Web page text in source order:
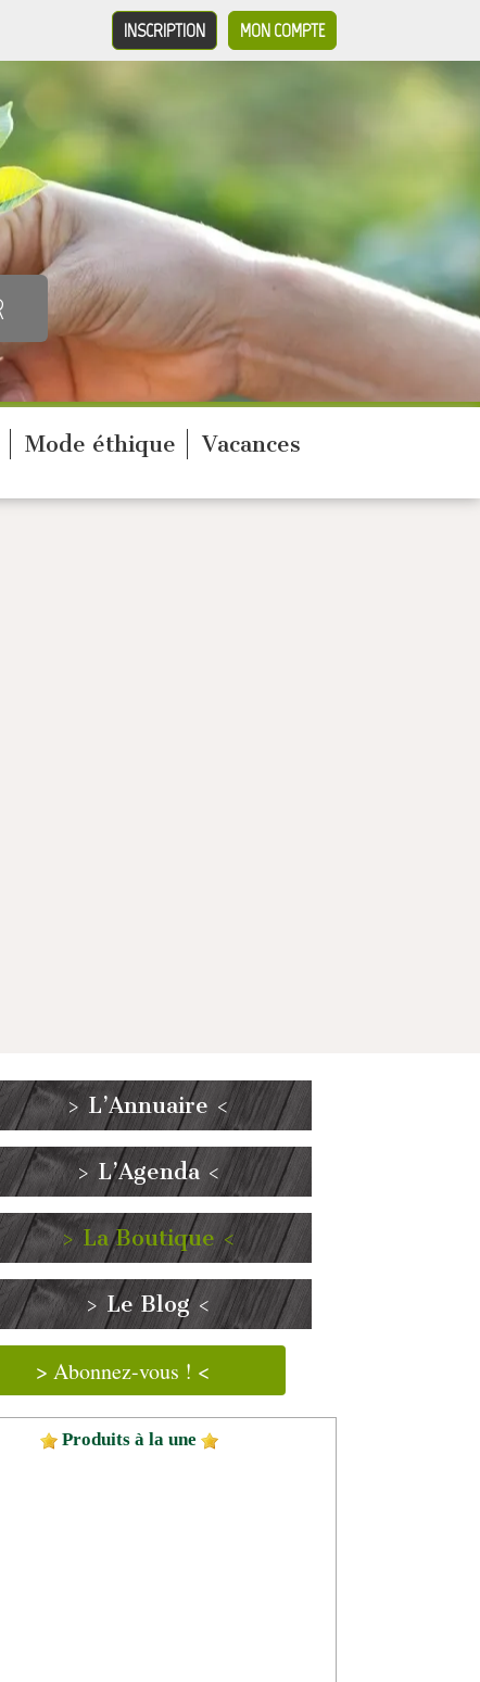
MON COMPTE
INSCRIPTION
Mode éthique Vacances
> L’Annuaire <
> L’Agenda <
> La Boutique <
> Le Blog <
> Abonnez-vous ! <
Produits à la une